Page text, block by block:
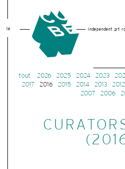
le independent art
tout 2026 2025 2024 2023
2017
2016 2015 2014 2013 2012
2007
2006